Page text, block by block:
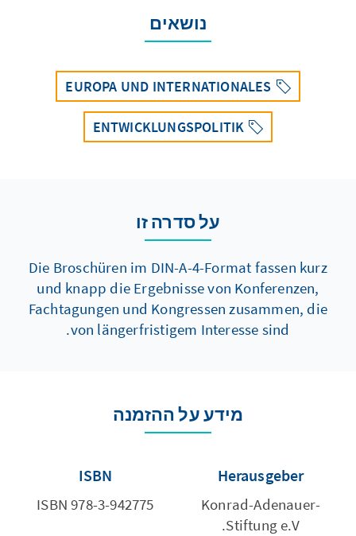
נושאים
EUROPA UND INTERNATIONALES
ENTWICKLUNGSPOLITIK
על סדרה זו
Die Broschüren im DIN-A-4-Format fassen kurz
und knapp die Ergebnisse von Konferenzen,
Fachtagungen und Kongressen zusammen, die
von längerfristigem Interesse sind.
מידע על ההזמנה
Herausgeber
Konrad-Adenauer-
Stiftung e.V.
ISBN
ISBN 978-3-942775